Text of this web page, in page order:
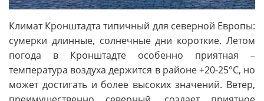
Климат Кронштадта типичный для северной Европы:
сумерки длинные, солнечные дни короткие. Летом
погода в Кронштадте особенно приятная –
температура воздуха держится в районе +20-25°C, но
может достигать и более высоких значений. Ветер,